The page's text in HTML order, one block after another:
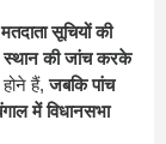
सूचियों की
की जांच करके
हैं, जबकि पांच
में विधानसभा